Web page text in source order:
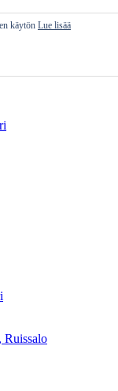
Ruissalo
käytön Lue lisää